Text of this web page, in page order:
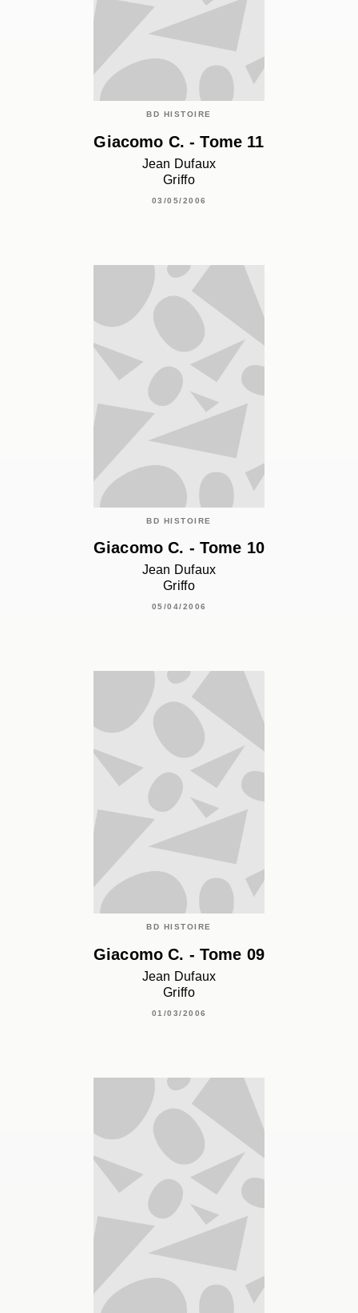
BD HISTOIRE
Giacomo C. - Tome 11
Jean Dufaux
Griffo
03/05/2006
BD HISTOIRE
Giacomo C. - Tome 10
Jean Dufaux
Griffo
05/04/2006
BD HISTOIRE
Giacomo C. - Tome 09
Jean Dufaux
Griffo
01/03/2006